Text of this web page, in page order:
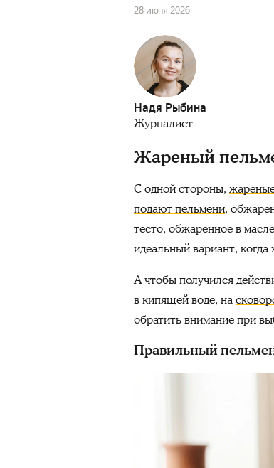
28 июня 2026
Надя Рыбина
Журналист
Жареный
С одной стороны,
подают пельмени,
тесто, обжаренное в
идеальный вариант,
А чтобы получился
в кипящей воде, на
обратить внимание при
Правильный